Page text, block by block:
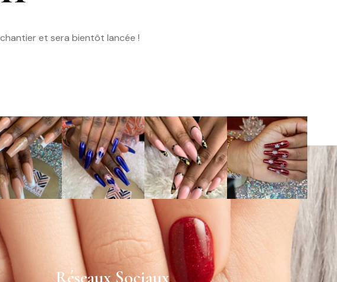
et sera bientôt lancée !
Réseaux Sociaux